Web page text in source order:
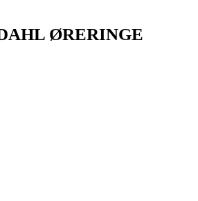
ØRERINGE